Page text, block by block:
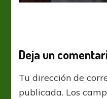
Deja un
Tu dirección de
publicada. Los